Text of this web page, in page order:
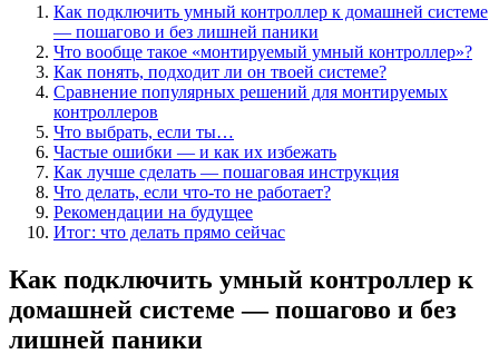
Как подключить умный контроллер к домашней системе
— пошагово и без лишней паники
Что вообще такое «монтируемый умный контроллер»?
Как понять, подходит ли он твоей системе?
Сравнение популярных решений для монтируемых
контроллеров
Что выбрать, если ты…
Частые ошибки — и как их избежать
Как лучше сделать — пошаговая инструкция
Что делать, если что-то не работает?
Рекомендации на будущее
Итог: что делать прямо сейчас
Как подключить умный контроллер к
домашней системе — пошагово и без
лишней паники